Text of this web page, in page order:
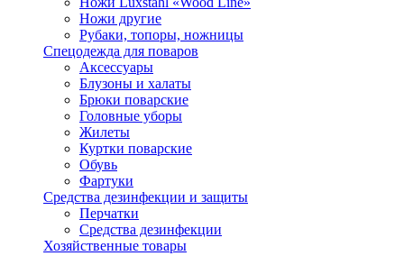
Ножи другие
Рубаки, топоры, ножницы
Спецодежда для поваров
Аксессуары
Блузоны и халаты
Брюки поварские
Головные уборы
Жилеты
Куртки поварские
Обувь
Фартуки
Средства дезинфекции и защиты
Перчатки
Средства дезинфекции
Хозяйственные товары